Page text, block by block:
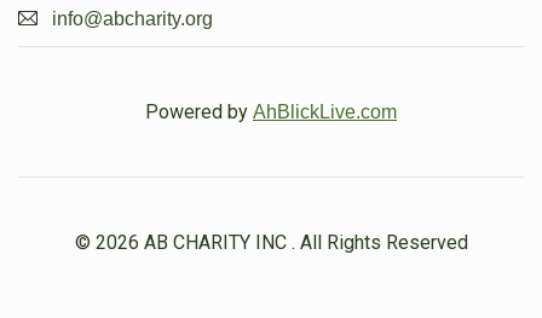
info@abcharity.org
Powered by AhBlickLive.com
© 2026 AB CHARITY INC . All Rights Reserved